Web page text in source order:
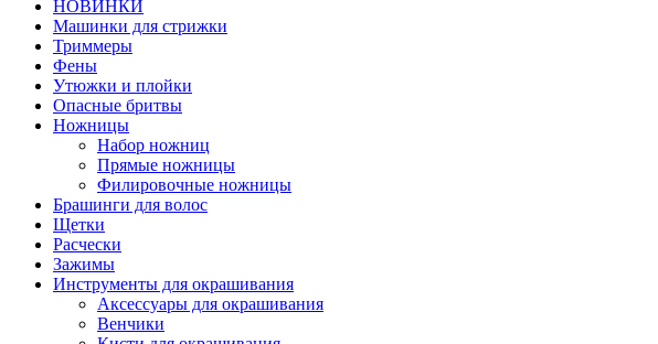
НОВИНКИ
Машинки для стрижки
Триммеры
Фены
Утюжки и плойки
Опасные бритвы
Ножницы
Набор ножниц
Прямые ножницы
Филировочные ножницы
Брашинги для волос
Щетки
Расчески
Зажимы
Инструменты для окрашивания
Аксессуары для окрашивания
Венчики